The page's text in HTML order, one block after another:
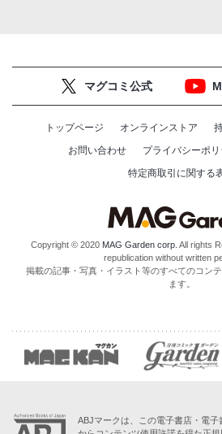
マグコミ公式
トップページ オンラインストア
お問い合わせ
プライバシーポリ
特定商取引に関する
Copyright © 2020 MAG Garden corp. All rights
republication without written
掲載の記事・写真・イラスト等のすべてのコン
ます。
ABJマークは、この電子書店・電